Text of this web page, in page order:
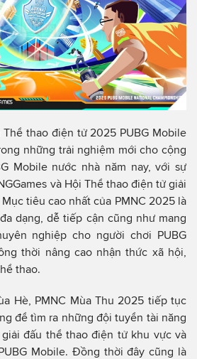
thao điện tử 2025 PUBG Mobile
những trải nghiệm mới cho cộng
Mobile nước nhà năm nay, với sự
và Hội Thể thao điện tử giải
tiêu cao nhất của PMNC 2025 là
dạng, dễ tiếp cận cũng như mang
nghiệp cho người chơi PUBG
thời nâng cao nhận thức xã hội,
thao.
Hè, PMNC Mùa Thu 2025 tiếp tục
để tìm ra những đội tuyển tài năng
đấu thể thao điện tử khu vực và
Mobile. Đồng thời đây cũng là